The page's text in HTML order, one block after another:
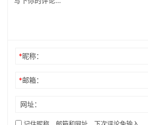
*昵称：
*邮箱：
网址：